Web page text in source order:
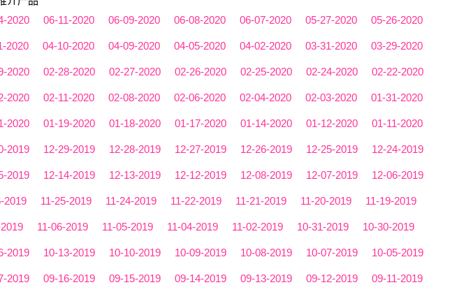
2020 06-11-2020 06-09-2020 06-08-2020 06-07-2020 05-27-2020 05-26-2020
2020 04-10-2020 04-09-2020 04-05-2020 04-02-2020 03-31-2020 03-29-2020
2020 02-28-2020 02-27-2020 02-26-2020 02-25-2020 02-24-2020 02-22-2020
2020 02-11-2020 02-08-2020 02-06-2020 02-04-2020 02-03-2020 01-31-2020
2020 01-19-2020 01-18-2020 01-17-2020 01-14-2020 01-12-2020 01-11-2020
2019 12-29-2019 12-28-2019 12-27-2019 12-26-2019 12-25-2019 12-24-2019
2019 12-14-2019 12-13-2019 12-12-2019 12-08-2019 12-07-2019 12-06-2019
2019 11-25-2019 11-24-2019 11-22-2019 11-21-2019 11-20-2019 11-19-2019
11-06-2019 11-05-2019 11-04-2019 11-02-2019 10-31-2019 10-30-2019
2019 10-13-2019 10-10-2019 10-09-2019 10-08-2019 10-07-2019 10-05-2019
2019 09-16-2019 09-15-2019 09-14-2019 09-13-2019 09-12-2019 09-11-2019